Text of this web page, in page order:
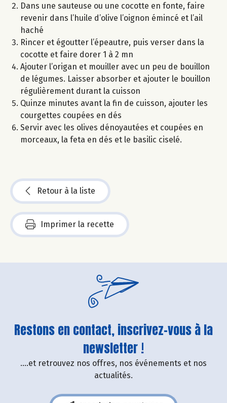
Dans une sauteuse ou une cocotte en fonte, faire
revenir dans l’huile d’olive l’oignon émincé et l’ail
haché
Rincer et égoutter l’épeautre, puis verser dans la
cocotte et faire dorer 1 à 2 mn
Ajouter l’origan et mouiller avec un peu de bouillon
de légumes. Laisser absorber et ajouter le bouillon
régulièrement durant la cuisson
Quinze minutes avant la fin de cuisson, ajouter les
courgettes coupées en dés
Servir avec les olives dénoyautées et coupées en
morceaux, la feta en dés et le basilic ciselé.
Retour à la liste
Imprimer la recette
Restons en contact, inscrivez-vous à la
newsletter !
....et retrouvez nos offres, nos événements et nos
actualités.